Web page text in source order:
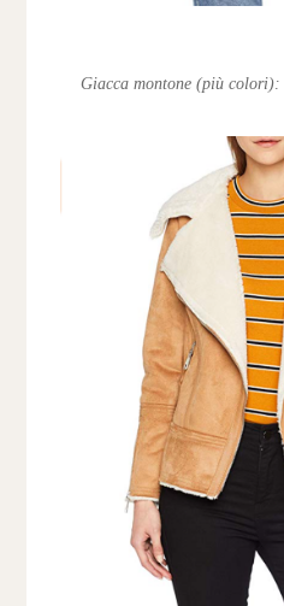
Giacca montone (più colori):